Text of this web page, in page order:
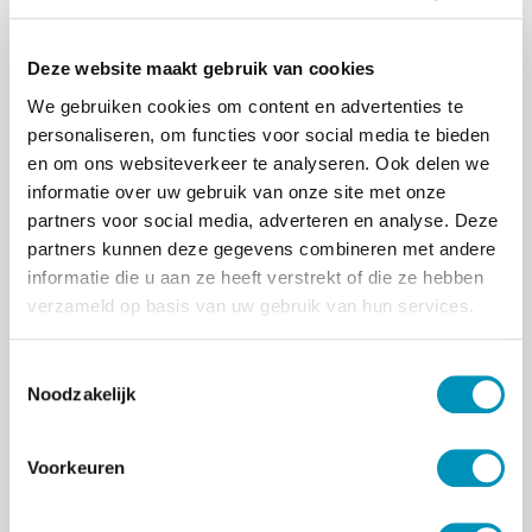
Deze website maakt gebruik van cookies
We gebruiken cookies om content en advertenties te
personaliseren, om functies voor social media te bieden
en om ons websiteverkeer te analyseren. Ook delen we
informatie over uw gebruik van onze site met onze
partners voor social media, adverteren en analyse. Deze
partners kunnen deze gegevens combineren met andere
informatie die u aan ze heeft verstrekt of die ze hebben
verzameld op basis van uw gebruik van hun services.
Noodzakelijk
Voorkeuren
Doorlopende opleidingstrajecten,
nascholing, maatwerkopleidingen en
trainingen
NaastBIG-opleidingenverzorgt RINO Zuid
ook doorlopende opleidingstrajecten,
nascholing ,maatwerkopleidingen en
trainingen. We kiezen hierbij voor een
aanbod dat enerzijds inspeelt op de
de ontwikkelingen in het vakgebied. Een
voorbeeld hiervan is de post-hbo opleiding
(POH-GGZ). Wij onderscheiden ons met dit
is op het verwerven van vaardigheden. De